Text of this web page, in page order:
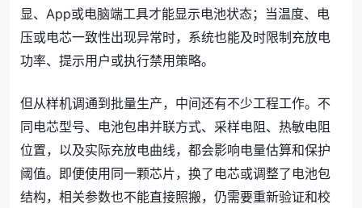
显、App或电脑端工具才能显示电池状态；当温度、电
压或电芯一致性出现异常时，系统也能及时限制充放电
功率、提示用户或执行禁用策略。
但从样机调通到批量生产，中间还有不少工程工作。不
同电芯型号、电池包串并联方式、采样电阻、热敏电阻
位置，以及实际充放电曲线，都会影响电量估算和保护
阈值。即便使用同一颗芯片，换了电芯或调整了电池包
结构，相关参数也不能直接照搬，仍需要重新验证和校